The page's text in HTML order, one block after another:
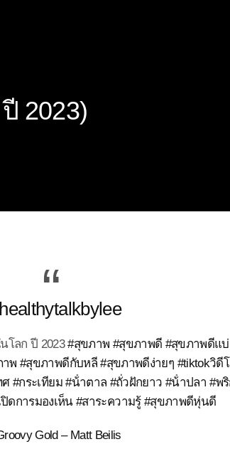
2023)
โลก ปี 2023#สุขภาพ #สุขภาพดี #สุขภาพดีแ
าพ #สุขภาพดีกับหลี #สุขภาพดีง่ายๆ #tiktokวิดี
ศ #กระเทียม #น้ําตาล #ถั่วฝักยาว #น้ําปลา #พ
ปิดการมองเห็น #สาระความรู้ #สุขภาพดีหุ่นดี
Gold – Matt Beilis